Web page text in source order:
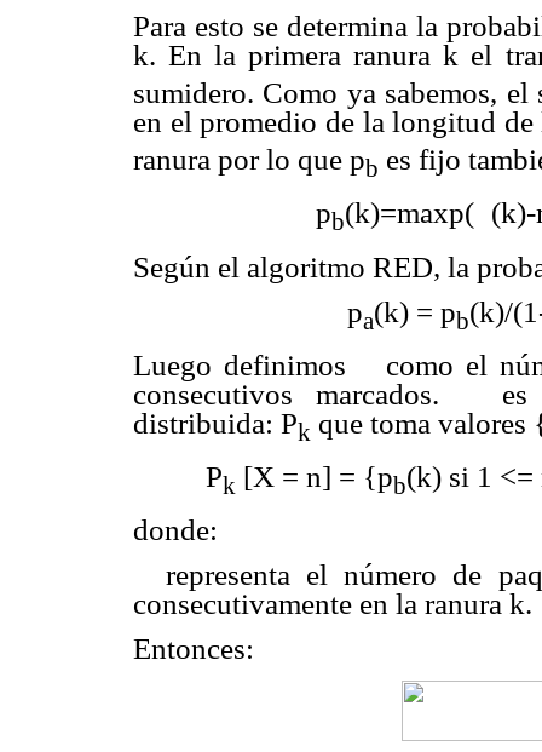
Para esto se determina la
k. En la primera ranura k el
sumidero. Como ya sabemos,
en el promedio de la longitud de
ranura por lo que pb es fijo
pb(k)=maxp(
Según el algoritmo RED, la
pa(k) = pb(k)/
Luego definimos
como el
consecutivos marcados.
es
distribuida: Pk que toma valores
Pk [X = n] = {pb(k) si 1 <=
donde:
representa el número de
consecutivamente en la ranura k.
Entonces: